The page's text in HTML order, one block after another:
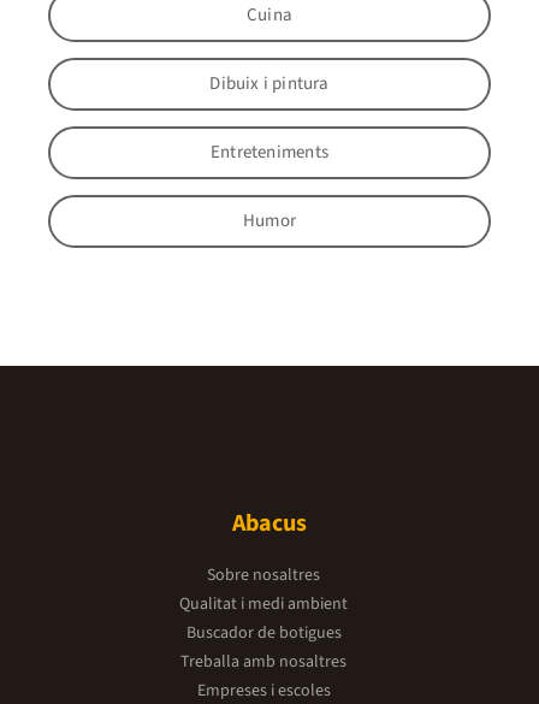
Cuina
Dibuix i pintura
Entreteniments
Humor
Abacus
Sobre nosaltres
Qualitat i medi ambient
Buscador de botigues
Treballa amb nosaltres
Empreses i escoles